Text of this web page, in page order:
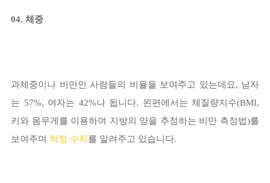
04. 체중
과체중이나 비만인 사람들의 비율을 보여주고 있는데요, 남자
는 57%, 여자는 42%나 됩니다. 왼편에서는 체질량지수(BMI,
키와 몸무게를 이용하여 지방의 양을 추정하는 비만 측정법)를
보여주며 적정 수치 를 알려주고 있습니다.